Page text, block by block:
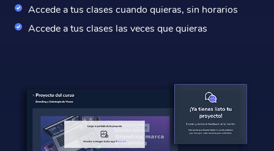
Accede a tus clases cuando quieras, sin horarios
Accede a tus clases las veces que quieras